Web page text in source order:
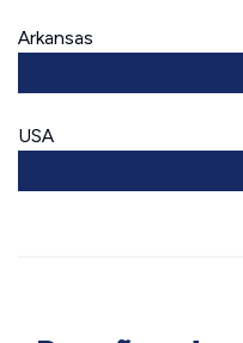
Arkansas
USA